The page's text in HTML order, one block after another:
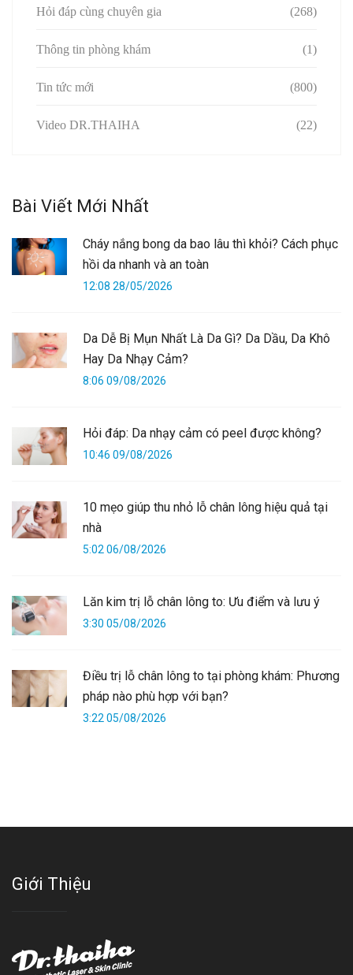
Hỏi đáp cùng chuyên gia (268)
Thông tin phòng khám (1)
Tin tức mới (800)
Video DR.THAIHA (22)
Bài Viết Mới Nhất
Cháy nắng bong da bao lâu thì khỏi? Cách phục
hồi da nhanh và an toàn
12:08 28/05/2026
Da Dễ Bị Mụn Nhất Là Da Gì? Da Dầu, Da Khô
Hay Da Nhạy Cảm?
8:06 09/08/2026
Hỏi đáp: Da nhạy cảm có peel được không?
10:46 09/08/2026
10 mẹo giúp thu nhỏ lỗ chân lông hiệu quả tại
nhà
5:02 06/08/2026
Lăn kim trị lỗ chân lông to: Ưu điểm và lưu ý
3:30 05/08/2026
Điều trị lỗ chân lông to tại phòng khám: Phương
pháp nào phù hợp với bạn?
3:22 05/08/2026
Giới Thiệu